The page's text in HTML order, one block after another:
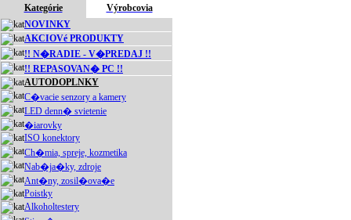
Kategórie
Výrobcovia
NOVINKY
AKCIOVé PRODUKTY
!! N�RADIE - V�PREDAJ !!
!! REPASOVAN� PC !!
AUTODOPLNKY
C�vacie senzory a kamery
LED denn� svietenie
�iarovky
ISO konektory
Ch�mia, spreje, kozmetika
Nab�ja�ky, zdroje
Ant�ny, zosil�ova�e
Poistky
Alkoholtestery